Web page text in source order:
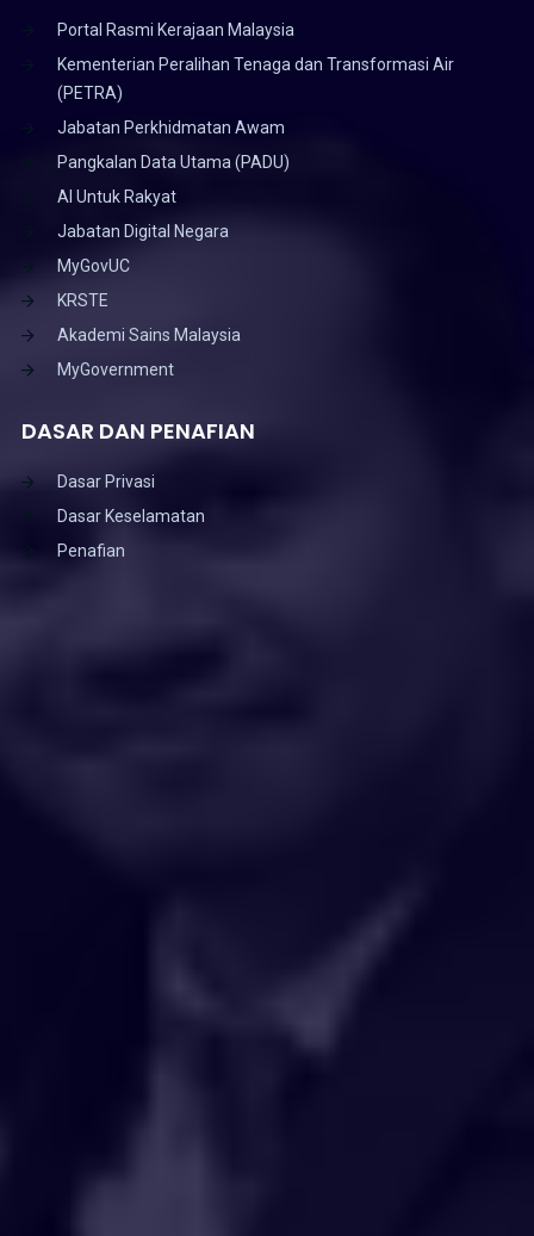
Portal Rasmi Kerajaan Malaysia
Kementerian Peralihan Tenaga dan Transformasi Air
(PETRA)
Jabatan Perkhidmatan Awam
Pangkalan Data Utama (PADU)
AI Untuk Rakyat
Jabatan Digital Negara
MyGovUC
KRSTE
Akademi Sains Malaysia
MyGovernment
DASAR DAN PENAFIAN
Dasar Privasi
Dasar Keselamatan
Penafian